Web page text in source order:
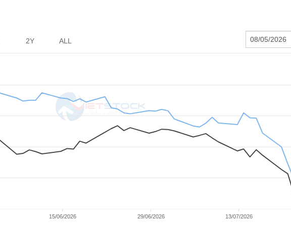
2Y ALL
15/06/2026 29/06/2026 13/07/2026